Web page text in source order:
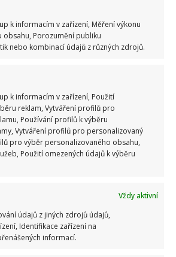
k informacím v zařízení, Měření výkonu
obsahu, Porozumění publiku
nebo kombinací údajů z různých zdrojů.
k informacím v zařízení, Použití
reklam, Vytváření profilů pro
Používání profilů k výběru
Vytváření profilů pro personalizovaný
pro výběr personalizovaného obsahu,
Použití omezených údajů k výběru
Vždy aktivní
údajů z jiných zdrojů údajů,
Identifikace zařízení na
informací.